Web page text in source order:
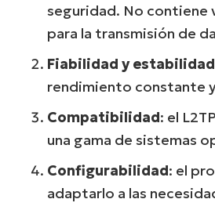
seguridad. No contiene
para la transmisión de
Fiabilidad y estabilidad
rendimiento constante
Compatibilidad: el
una gama de sistemas
Configurabilidad: el
adaptarlo a las